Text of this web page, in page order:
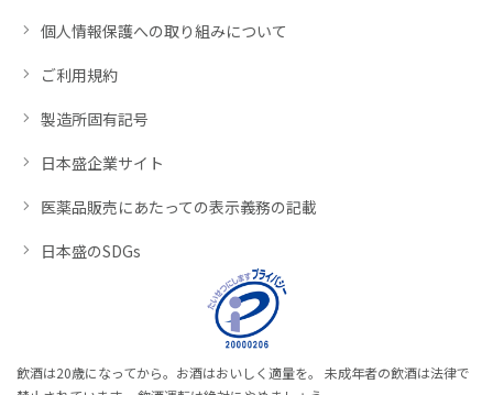
個人情報保護への取り組みについて
ご利用規約
製造所固有記号
日本盛企業サイト
医薬品販売にあたっての表示義務の記載
日本盛のSDGs
飲酒は20歳になってから。お酒はおいしく適量を。 未成年者の飲酒は法律で